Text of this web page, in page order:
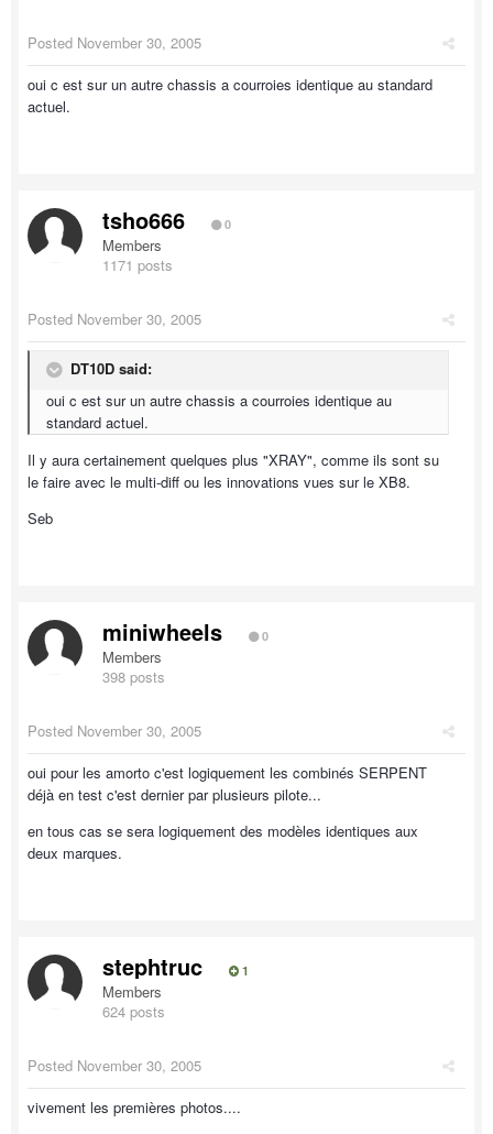
Posted November 30, 2005
oui c est sur un autre chassis a courroies identique au standard
actuel.
tsho666 0
Members
1171 posts
Posted November 30, 2005
DT10D said:
oui c est sur un autre chassis a courroies identique au
standard actuel.
Il y aura certainement quelques plus "XRAY", comme ils sont su
le faire avec le multi-diff ou les innovations vues sur le XB8.
Seb
miniwheels 0
Members
398 posts
Posted November 30, 2005
oui pour les amorto c'est logiquement les combinés SERPENT
déjà en test c'est dernier par plusieurs pilote...
en tous cas se sera logiquement des modèles identiques aux
deux marques.
stephtruc 1
Members
624 posts
Posted November 30, 2005
vivement les premières photos....